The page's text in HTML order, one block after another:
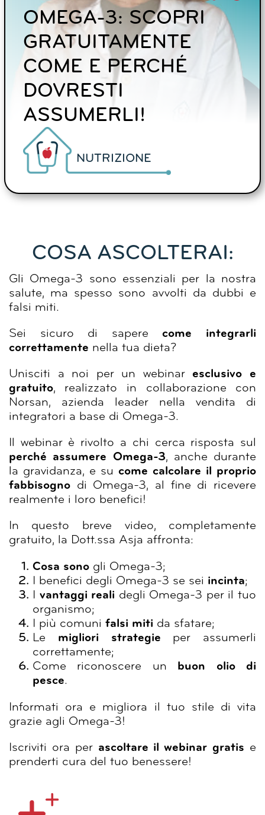
OMEGA-3: SCOPRI
GRATUITAMENTE
COME E PERCHÉ
DOVRESTI
ASSUMERLI!
NUTRIZIONE
COSA ASCOLTERAI:
Gli Omega-3 sono essenziali per la nostra
salute, ma spesso sono avvolti da dubbi e
falsi miti.
Sei sicuro di saperecome integrarli
correttamente nella tua dieta?
Unisciti a noi per un webinaresclusivo e
gratuito, realizzato in collaborazione con
Norsan, azienda leader nella vendita di
integratori a base di Omega-3.
Il webinar è rivolto a chi cerca risposta sul
perché assumere Omega-3, anche durante
la gravidanza, e sucome calcolare il proprio
fabbisognodi Omega-3, al fine di ricevere
realmente i loro benefici!
In questo breve video, completamente
gratuito, la Dott.ssa Asja affronta:
Cosa sonogli Omega-3;
I benefici degli Omega-3 se sei incinta;
I vantaggi reali degli Omega-3 per il tuo
organismo;
I più comuni falsi miti da sfatare;
Le migliori strategie per assumerli
correttamente;
Come riconoscere un buon olio di
pesce.
Informati ora e migliora il tuo stile di vita
grazie agli Omega-3!
Iscriviti ora per ascoltare il webinar gratis e
prenderti cura del tuo benessere!